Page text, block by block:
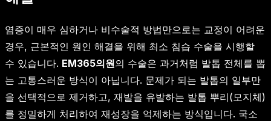
염증이 매우 심하거나 비수술적 방법만으로는 교정이 어려운
경우, 근본적인 원인 해결을 위해 최소 침습 수술을 시행할
수 있습니다. EM365의원의 수술은 과거처럼 발톱 전체를 뽑
는 고통스러운 방식이 아닙니다. 문제가 되는 발톱의 일부만
을 선택적으로 제거하고, 재발을 유발하는 발톱 뿌리(모지체)
를 정밀하게 처리하여 재성장을 억제하는 방식입니다. 국소